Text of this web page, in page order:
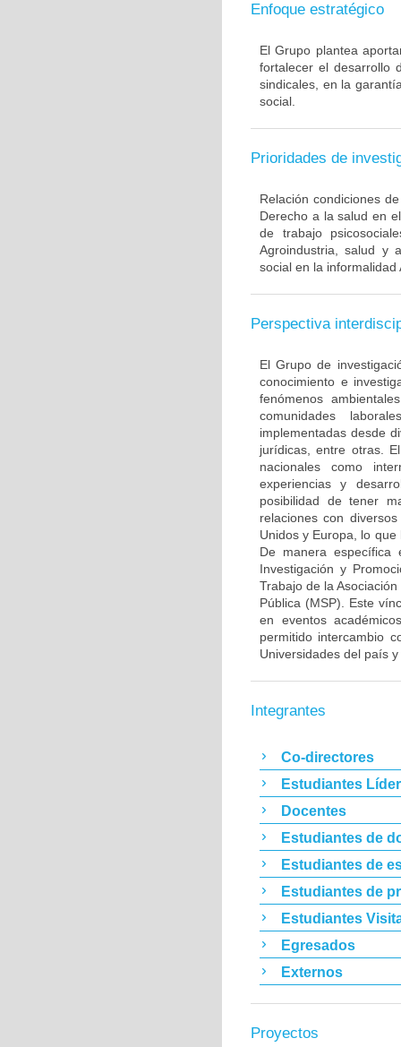
Enfoque estratégico
El Grupo plantea
fortalecer el desarrollo
sindicales, en la
social.
Prioridades de
Relación condiciones
Derecho a la salud en
de trabajo
Agroindustria, salud y
social en la
Perspectiva
El Grupo de
conocimiento e
fenómenos
comunidades
implementadas desde
jurídicas, entre otras.
nacionales como
experiencias y
posibilidad de tener
relaciones con
Unidos y Europa, lo
De manera específica
Investigación y
Trabajo de la
Pública (MSP). Este
en eventos
permitido intercambio
Universidades del país
Integrantes
Co-directores
Estudiantes
Docentes
Estudiantes de
Estudiantes de
Estudiantes de
Estudiantes
Egresados
Externos
Proyectos